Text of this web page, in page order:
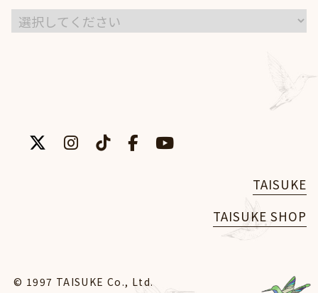
TAISUKE
TAISUKE SHOP
© 1997 TAISUKE Co., Ltd.